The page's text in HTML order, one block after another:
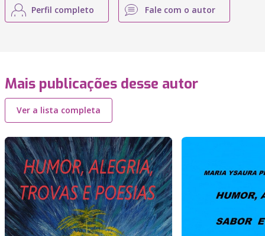
Perfil completo Fale com o autor
Mais publicações desse autor
Ver a lista completa